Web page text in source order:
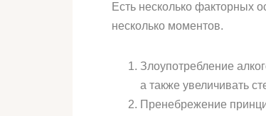
Есть несколько факторных
несколько моментов.
Злоупотребление
а также увеличивать
Пренебрежение